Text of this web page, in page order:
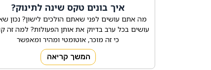
איך בונים טקס שינה לתינוק?
מה אתם עושים לפני שאתם הולכים לישון? נכון
עושים בכל ערב בדיוק את אותן הפעולות? למה זה
כי זה מוכר, אוטומטי ומהיר ומאפשר
המשך קריאה